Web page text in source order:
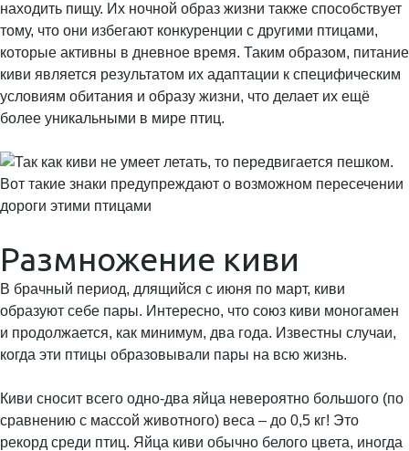
находить пищу. Их ночной образ жизни также способствует
тому, что они избегают конкуренции с другими птицами,
которые активны в дневное время. Таким образом, питание
киви является результатом их адаптации к специфическим
условиям обитания и образу жизни, что делает их ещё
более уникальными в мире птиц.
Размножение киви
В брачный период, длящийся с июня по март, киви
образуют себе пары. Интересно, что союз киви моногамен
и продолжается, как минимум, два года. Известны случаи,
когда эти птицы образовывали пары на всю жизнь.
Киви сносит всего одно-два яйца невероятно большого (по
сравнению с массой животного) веса – до 0,5 кг! Это
рекорд среди птиц. Яйца киви обычно белого цвета, иногда